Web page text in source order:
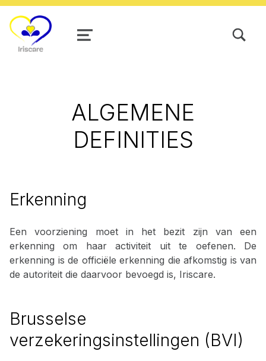
MENU
ALGEMENE
DEFINITIES
Erkenning
Een voorziening moet in het bezit zijn van een
erkenning om haar activiteit uit te oefenen. De
erkenning is de officiële erkenning die afkomstig is van
de autoriteit die daarvoor bevoegd is, Iriscare.
Brusselse
verzekeringsinstellingen (BVI)